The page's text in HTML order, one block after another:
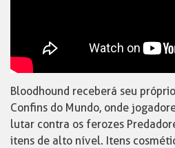
Bloodhound receberá seu
Confins do Mundo, onde
lutar contra os ferozes
itens de alto nível. Itens